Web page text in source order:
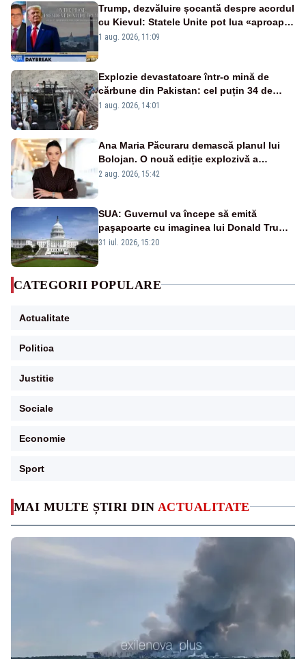
MAI MULTE ȘTIRI DIN ACTUALITATE
Trump, dezvăluire șocantă despre acordul
cu Kievul: Statele Unite pot lua «aproape
tot ce vor» din minele Ucrainei”
1 aug. 2026, 11:09
Explozie devastatoare într-o mină de
cărbune din Pakistan: cel puțin 34 de
morți - VIDEO
1 aug. 2026, 14:01
Ana Maria Păcuraru demască planul lui
Bolojan. O nouă ediție explozivă a
emisiunii „Miza Zilei” la Realitatea PLUS
2 aug. 2026, 15:42
SUA: Guvernul va începe să emită
paşapoarte cu imaginea lui Donald Trump
începând cu 8 august
31 iul. 2026, 15:20
CATEGORII POPULARE
Actualitate
Politica
Justitie
Sociale
Economie
Sport